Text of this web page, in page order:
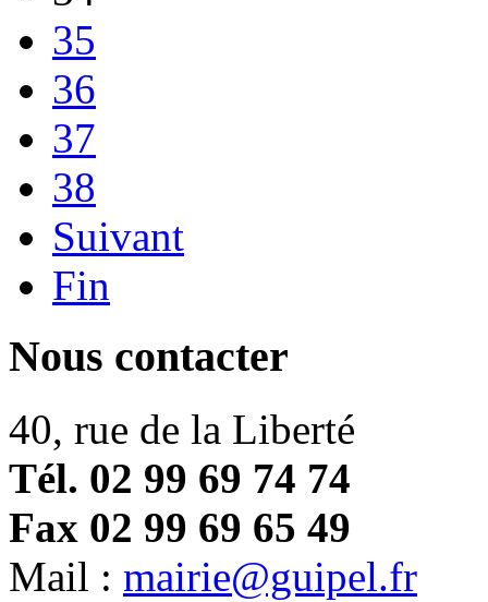
35
36
37
38
Suivant
Fin
Nous contacter
40, rue de la Liberté
Tél. 02 99 69 74 74
Fax 02 99 69 65 49
Mail : mairie@guipel.fr